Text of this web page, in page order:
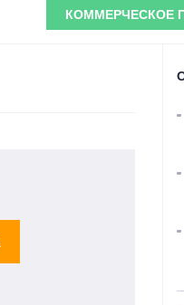
КОММЕРЧЕСКОЕ